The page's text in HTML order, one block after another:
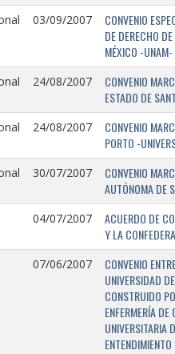
03/09/2007
CONVENIO
DE DERECHO
MÉXICO -
24/08/2007
CONVENIO
ESTADO DE
24/08/2007
CONVENIO
PORTO -
30/07/2007
CONVENIO
AUTÓNOMA DE
04/07/2007
ACUERDO DE
Y LA
07/06/2007
CONVENIO
UNIVERSIDAD
CONSTRUIDO
ENFERMERÍA
UNIVERSITARIA